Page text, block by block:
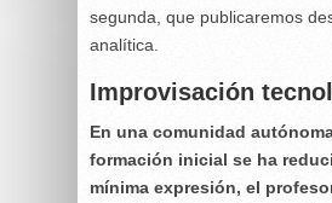
segunda, que publicaremos
analítica.
Improvisación
En una comunidad
formación inicial se ha
mínima expresión, el